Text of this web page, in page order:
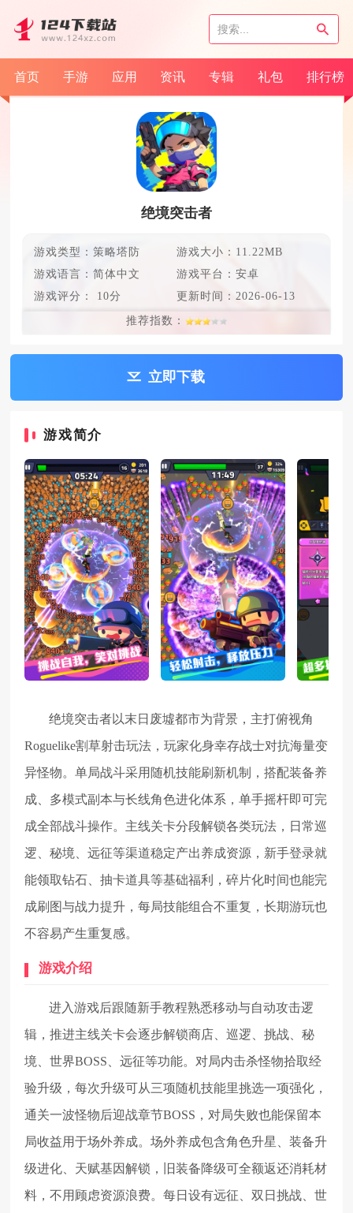
首页 手游 应用 资讯 专辑 礼包 排行榜
绝境突击者
游戏类型：策略塔防
游戏大小：11.22MB
游戏语言： 简体中文
游戏平台：安卓
游戏评分： 10分 更新时间： 2026-06-13
推荐指数：
立即下载
游戏简介
绝境突击者以末日废墟都市为背景，主打俯视角
Roguelike割草射击玩法，玩家化身幸存战士对抗海量变
异怪物。单局战斗采用随机技能刷新机制，搭配装备养
成、多模式副本与长线角色进化体系，单手摇杆即可完
成全部战斗操作。主线关卡分段解锁各类玩法，日常巡
逻、秘境、远征等渠道稳定产出养成资源，新手登录就
能领取钻石、抽卡道具等基础福利，碎片化时间也能完
成刷图与战力提升，每局技能组合不重复，长期游玩也
不容易产生重复感。
游戏介绍
进入游戏后跟随新手教程熟悉移动与自动攻击逻
辑，推进主线关卡会逐步解锁商店、巡逻、挑战、秘
境、世界BOSS、远征等功能。对局内击杀怪物拾取经
验升级，每次升级可从三项随机技能里挑选一项强化，
通关一波怪物后迎战章节BOSS，对局失败也能保留本
局收益用于场外养成。场外养成包含角色升星、装备升
级进化、天赋基因解锁，旧装备降级可全额返还消耗材
料，不用顾虑资源浪费。每日设有远征、双日挑战、世